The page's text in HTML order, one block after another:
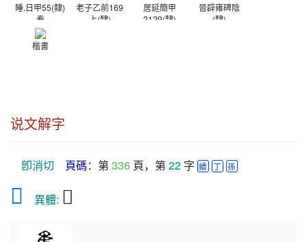
睡.日甲55(隸)
秦
老子乙前169
上(隸)
居延簡甲
2129(隸)
晉辟雍碑陰
(隸)
楷書
说文解字
卽消切 頁碼：第 336 頁，第 22 字 續 丁 孫
𤓪 異體: 𤓬